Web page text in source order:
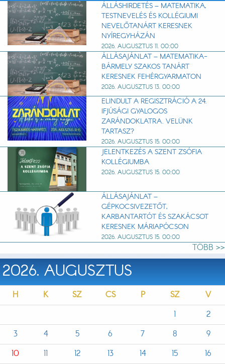
ÁLLÁSHIRDETÉS – MATEMATIKA,
TESTNEVELÉS ÉS KOLLÉGIUMI
NEVELŐTANÁRT KERESNEK
NYÍREGYHÁZÁN
2026. AUGUSZTUS 11. 00:00
ÁLLÁSAJÁNLAT – MATEMATIKA-
BÁRMELY SZAKOS TANÁRT
KERESNEK FEHÉRGYARMATON
2026. AUGUSZTUS 13. 00:00
ELINDULT A REGISZTRÁCIÓ A 24.
IFJÚSÁGI GYALOGOS
ZARÁNDOKLATRA. VELÜNK
TARTASZ?
2026. AUGUSZTUS 15. 00:00
JELENTKEZÉS A SZENT ZSÓFIA
KOLLÉGIUMBA
2026. AUGUSZTUS 15. 00:00
ÁLLÁSAJÁNLAT –
GÉPKOCSIVEZETŐT,
KARBANTARTÓT ÉS SZAKÁCSOT
KERESNEK MÁRIAPÓCSON
2026. AUGUSZTUS 15. 00:00
TÖBB >>
2026. AUGUSZTUS
H K SZ CS P SZ
V
1
2
3
4 5 6 7 8
9
10
11 12 13 14 15 16